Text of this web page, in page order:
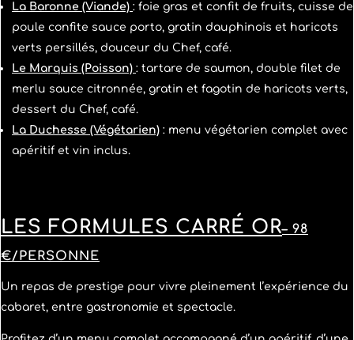
La Baronne (Viande) : foie gras et confit de fruits, cuisse de
poule confite sauce porto, gratin dauphinois et haricots
verts persillés, douceur du Chef, café.
Le Marquis (Poisson) : tartare de saumon, double filet de
merlu sauce citronnée, gratin et fagotin de haricots verts,
dessert du Chef, café.
La Duchesse (Végétarien) : menu végétarien complet avec
apéritif et vin inclus.
LES FORMULES CARRÉ OR– 98
€/PERSONNE
Un repas de prestige pour vivre pleinement l’expérience du
cabaret, entre gastronomie et spectacle.